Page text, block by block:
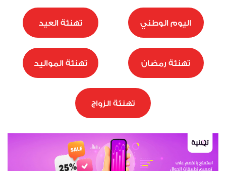
اليوم الوطني تهنئة العيد
تهنئة رمضان تهنئة المواليد
تهنئة الزواج